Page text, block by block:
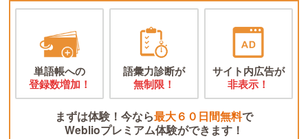
単語帳への
登録数増加！
語彙力診断が
無制限！
サイト内広告が
非表示！
まずは体験！今なら最大６０日間無料で
Weblioプレミアム体験ができます！